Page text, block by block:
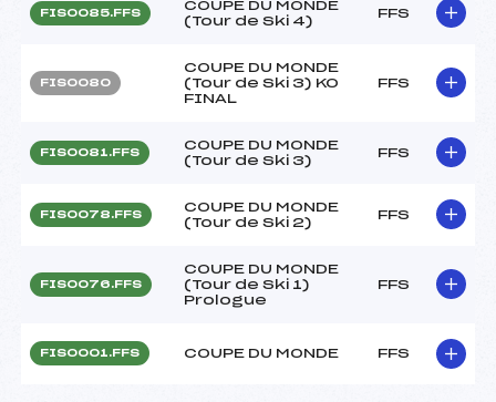
FIS0085.FFS
COUPE DU MONDE
(Tour de Ski 4)
FFS
FIS0080
COUPE DU MONDE
(Tour de Ski 3) KO
FINAL
FFS
FIS0081.FFS
COUPE DU MONDE
(Tour de Ski 3)
FFS
FIS0078.FFS
COUPE DU MONDE
(Tour de Ski 2)
FFS
FIS0076.FFS
COUPE DU MONDE
(Tour de Ski 1)
Prologue
FFS
FIS0001.FFS COUPE DU MONDE FFS